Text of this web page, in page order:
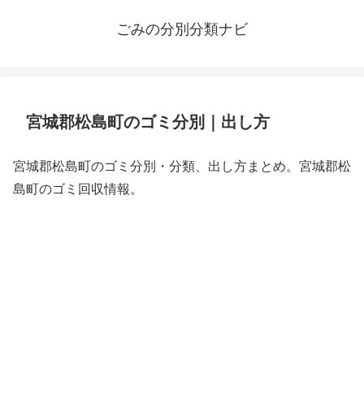
ごみの分別分類ナビ
宮城郡松島町のゴミ分別｜出し方
宮城郡松島町のゴミ分別・分類、出し方まとめ。宮城郡松
島町のゴミ回収情報。